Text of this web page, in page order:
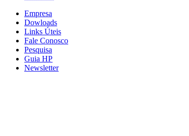
Empresa
Dowloads
Links Úteis
Fale Conosco
Pesquisa
Guia HP
Newsletter